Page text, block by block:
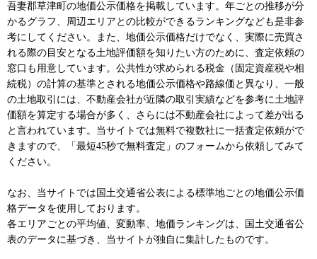
吾妻郡草津町の地価公示価格を掲載しています。年ごとの推移が分
かるグラフ、周辺エリアとの比較ができるランキングなども是非参
考にしてください。また、地価公示価格だけでなく、実際に売買さ
れる際の目安となる土地評価額を知りたい方のために、査定依頼の
窓口も用意しています。公共性が求められる税金（固定資産税や相
続税）の計算の基準とされる地価公示価格や路線価と異なり、一般
の土地取引には、不動産会社が近隣の取引実績などを参考に土地評
価額を算定する場合が多く、さらには不動産会社によって差が出る
と言われています。当サイトでは無料で複数社に一括査定依頼がで
きますので、「最短45秒で無料査定」のフォームから依頼してみて
ください。
なお、当サイトでは国土交通省公表による標準地ごとの地価公示価
格データを使用しております。
各エリアごとの平均値、変動率、地価ランキングは、国土交通省公
表のデータに基づき、当サイトが独自に集計したものです。